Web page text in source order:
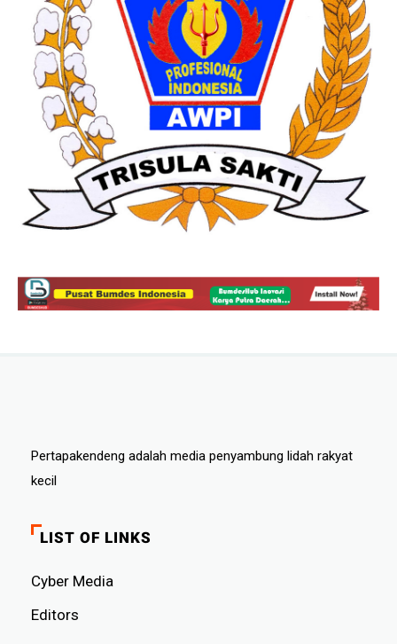
Pertapakendeng adalah media penyambung lidah rakyat
kecil
LIST OF LINKS
Cyber ​​Media
Editors